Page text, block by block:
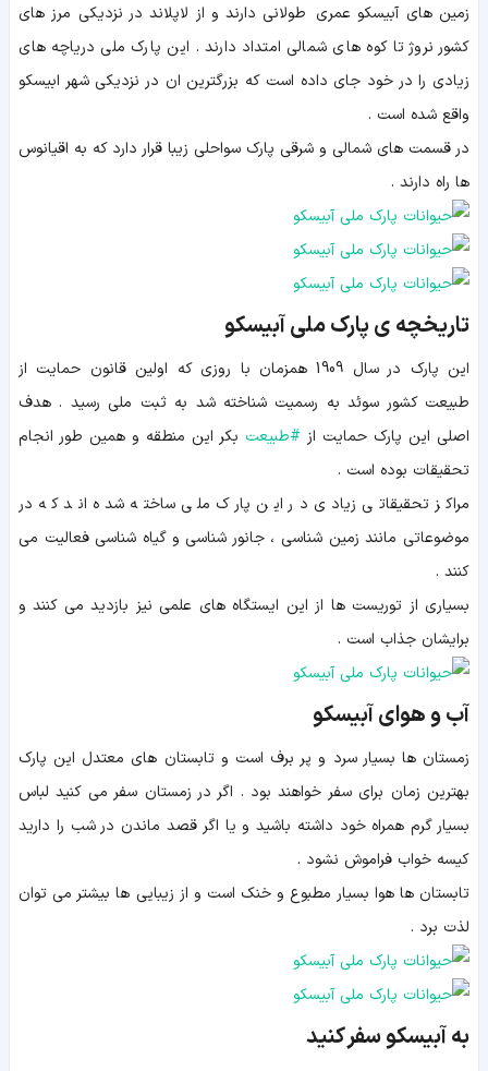
زمین های آبیسکو عمری طولانی دارند و از لاپلاند در نزدیکی مرز های
کشور نروژ تا کوه های شمالی امتداد دارند . این پارک ملی دریاچه های
زیادی را در خود جای داده است که بزرگترین ان در نزدیکی شهر ابیسکو
واقع شده است .
در قسمت های شمالی و شرقی پارک سواحلی زیبا قرار دارد که به اقیانوس
ها راه دارند .
تاریخچه ی پارک ملی آبیسکو
این پارک در سال 1909 همزمان با روزی که اولین قانون حمایت از
طبیعت کشور سوئد به رسمیت شناخته شد به ثبت ملی رسید . هدف
اصلی این پارک حمایت از #طبیعت بکر این منطقه و همین طور انجام
تحقیقات بوده است .
مراکز تحقیقاتی زیادی در این پارک ملی ساخته شده اند که در
موضوعاتی مانند زمین شناسی ، جانور شناسی و گیاه شناسی فعالیت می
کنند .
بسیاری از توریست ها از این ایستگاه های علمی نیز بازدید می کنند و
برایشان جذاب است .
آب و هوای آبیسکو
زمستان ها بسیار سرد و پر برف است و تابستان های معتدل این پارک
بهترین زمان برای سفر خواهند بود . اگر در زمستان سفر می کنید لباس
بسیار گرم همراه خود داشته باشید و یا اگر قصد ماندن در شب را دارید
کیسه خواب فراموش نشود .
تابستان ها هوا بسیار مطبوع و خنک است و از زیبایی ها بیشتر می توان
لذت برد .
به آبیسکو سفر کنید